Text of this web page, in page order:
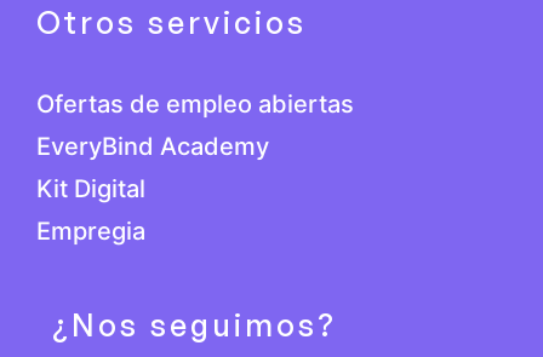
Otros servicios
Ofertas de empleo abiertas
EveryBind Academy
Kit Digital
Empregia
¿Nos seguimos?